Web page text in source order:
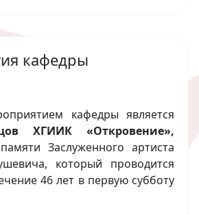
кафедры
кафедры является
ХГИИК «Откровение»,
Заслуженного артиста
который проводится
46 лет в первую субботу